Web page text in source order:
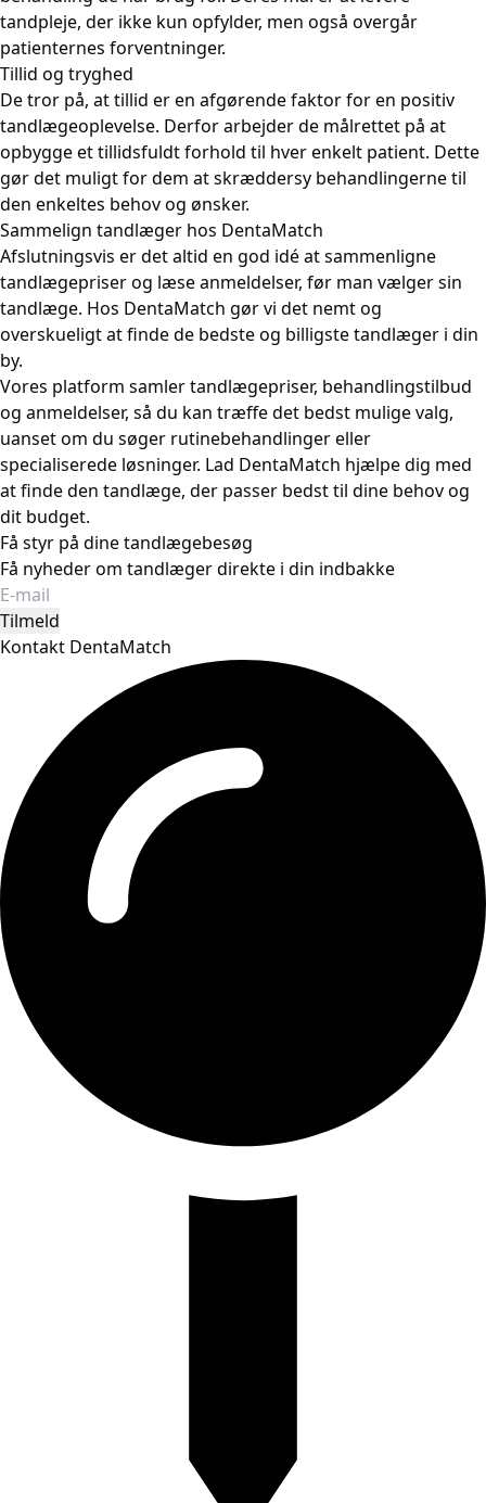
tandpleje, der ikke kun opfylder, men også overgår
patienternes forventninger.
Tillid og tryghed
De tror på, at tillid er en afgørende faktor for en positiv
tandlægeoplevelse. Derfor arbejder de målrettet på at
opbygge et tillidsfuldt forhold til hver enkelt patient. Dette
gør det muligt for dem at skræddersy behandlingerne til
den enkeltes behov og ønsker.
Sammelign tandlæger hos DentaMatch
Afslutningsvis er det altid en god idé at sammenligne
tandlægepriser og læse anmeldelser, før man vælger sin
tandlæge. Hos DentaMatch gør vi det nemt og
overskueligt at finde de bedste og billigste tandlæger i din
by.
Vores platform samler tandlægepriser, behandlingstilbud
og anmeldelser, så du kan træffe det bedst mulige valg,
uanset om du søger rutinebehandlinger eller
specialiserede løsninger. Lad DentaMatch hjælpe dig med
at finde den tandlæge, der passer bedst til dine behov og
dit budget.
Få styr på dine tandlægebesøg
Få nyheder om tandlæger direkte i din indbakke
Tilmeld
Kontakt DentaMatch